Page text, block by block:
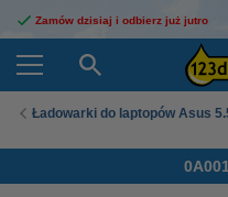
Zamów dzisiaj i odbierz już jutro
Ładowarki do laptopów Asus